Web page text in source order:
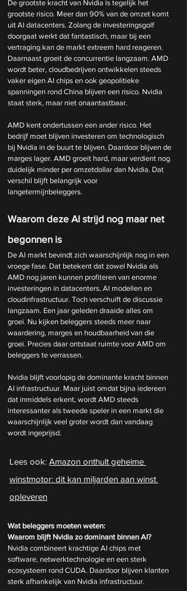
De grootste kracht van Nvidia is tegelijk het
grootste risico. Meer dan 90% van de omzet komt
uit AI datacenters. Zolang de investeringsgolf
doorgaat werkt dat fantastisch, maar bij een
vertraging kan de markt extreem hard reageren.
Daarnaast groeit de concurrentie langzaam. AMD
wordt beter, cloudbedrijven ontwikkelen steeds
vaker eigen AI chips en ook geopolitieke
spanningen rond China blijven een risico. Nvidia
staat sterk, maar niet onaantastbaar.
AMD kent ondertussen een ander risico. Het
bedrijf moet blijven investeren om technologisch
bij Nvidia in de buurt te blijven. Daardoor blijven de
marges lager. AMD groeit hard, maar verdient nog
duidelijk minder per omzetdollar dan Nvidia. Dat
verschil blijft belangrijk voor
langetermijnbeleggers.
Waarom deze AI strijd nog maar net
begonnen is
De AI markt bevindt zich waarschijnlijk nog in een
vroege fase. Dat betekent dat zowel Nvidia als
AMD nog jaren kunnen profiteren van enorme
investeringen in datacenters, AI modellen en
cloudinfrastructuur. Toch verschuift de discussie
langzaam. Een jaar geleden draaide alles om
groei. Nu kijken beleggers steeds meer naar
waardering, marges en houdbaarheid van die
groei. Precies daar ontstaat ruimte voor AMD om
beleggers te verrassen.
Nvidia blijft voorlopig de dominante kracht binnen
AI infrastructuur. Maar juist omdat bijna iedereen
dat inmiddels erkent, wordt AMD steeds
interessanter als tweede speler in een markt die
waarschijnlijk veel groter wordt dan vandaag
wordt ingeprijsd.
Lees ook: Amazon onthult geheime
winstmotor: dit kan miljarden aan winst
opleveren
Wat beleggers moeten weten:
Waarom blijft Nvidia zo dominant binnen AI?
Nvidia combineert krachtige AI chips met
software, netwerktechnologie en een sterk
ecosysteem rond CUDA. Daardoor blijven klanten
sterk afhankelijk van Nvidia infrastructuur.